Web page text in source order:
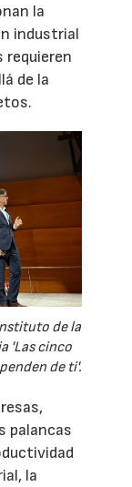
la
industrial
requieren
de la
de la
'Las cinco
de ti'.
palancas
la